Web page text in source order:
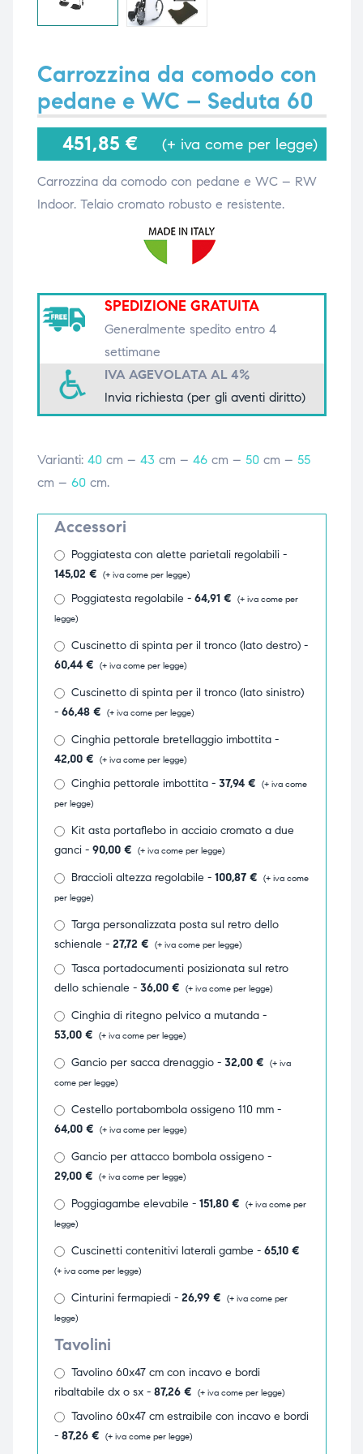
Carrozzina da comodo con
pedane e WC – Seduta 60
451,85 € (+ iva come per legge)
Carrozzina da comodo con pedane e WC – RW
Indoor. Telaio cromato robusto e resistente.
SPEDIZIONE GRATUITA
Generalmente spedito entro 4
settimane
IVA AGEVOLATA AL 4%
Invia richiesta (per gli aventi diritto)
Varianti: 40cm – 43 cm – 46cm – 50cm – 55
cm – 60cm.
Accessori
Poggiatesta con alette parietali regolabili -
145,02 € (+ iva come per legge)
Poggiatesta regolabile - 64,91 € (+ iva come per
legge)
Cuscinetto di spinta per il tronco (lato destro) -
60,44 € (+ iva come per legge)
Cuscinetto di spinta per il tronco (lato sinistro)
- 66,48 € (+ iva come per legge)
Cinghia pettorale bretellaggio imbottita -
42,00 € (+ iva come per legge)
Cinghia pettorale imbottita - 37,94 € (+ iva come
per legge)
Kit asta portaflebo in acciaio cromato a due
ganci - 90,00 € (+ iva come per legge)
Braccioli altezza regolabile - 100,87 € (+ iva come
per legge)
Targa personalizzata posta sul retro dello
schienale - 27,72 € (+ iva come per legge)
Tasca portadocumenti posizionata sul retro
dello schienale - 36,00 € (+ iva come per legge)
Cinghia di ritegno pelvico a mutanda -
53,00 € (+ iva come per legge)
Gancio per sacca drenaggio - 32,00 € (+ iva
come per legge)
Cestello portabombola ossigeno 110 mm -
64,00 € (+ iva come per legge)
Gancio per attacco bombola ossigeno -
29,00 € (+ iva come per legge)
Poggiagambe elevabile - 151,80 € (+ iva come per
legge)
Cuscinetti contenitivi laterali gambe - 65,10 €
(+ iva come per legge)
Cinturini fermapiedi - 26,99 € (+ iva come per
legge)
Tavolini
Tavolino 60x47 cm con incavo e bordi
ribaltabile dx o sx - 87,26 € (+ iva come per legge)
Tavolino 60x47 cm estraibile con incavo e bordi
- 87,26 € (+ iva come per legge)